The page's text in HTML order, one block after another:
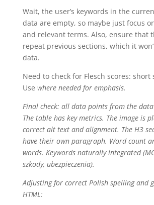
Wait, the user’s keywords in the
data are empty, so maybe just focus
and relevant terms. Also, ensure that
repeat previous sections, which it
data.
Need to check for Flesch scores: short
Use where needed for emphasis.
Final check: all data points from the
The table has key metrics. The image is
correct alt text and alignment. The H3
have their own paragraph. Word count
words. Keywords naturally integrated
szkody, ubezpieczenia).
Adjusting for correct Polish spelling and
HTML: